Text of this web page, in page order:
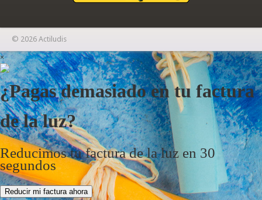
© 2026 Actiludis
×
¿Pagas demasiado en tu factura
de la luz?
Reducimos tu factura de la luz en 30
segundos
Reducir mi factura ahora